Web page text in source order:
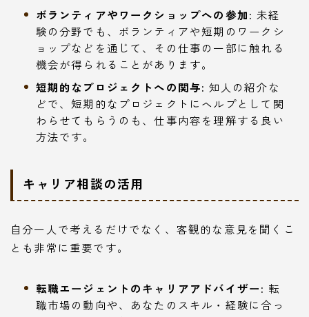
ボランティアやワークショップへの参加: 未経
験の分野でも、ボランティアや短期のワークシ
ョップなどを通じて、その仕事の一部に触れる
機会が得られることがあります。
短期的なプロジェクトへの関与: 知人の紹介な
どで、短期的なプロジェクトにヘルプとして関
わらせてもらうのも、仕事内容を理解する良い
方法です。
キャリア相談の活用
自分一人で考えるだけでなく、客観的な意見を聞くこ
とも非常に重要です。
転職エージェントのキャリアアドバイザー: 転
職市場の動向や、あなたのスキル・経験に合っ